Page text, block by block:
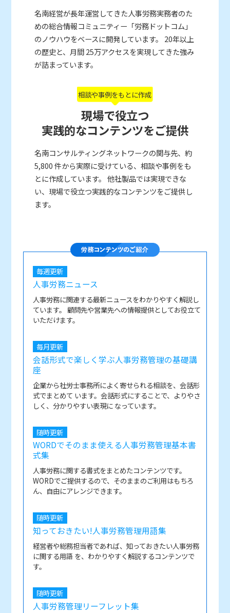
名南経営が長年運営してきた人事労務実務者のた
めの総合情報コミュニティー「労務ドットコム」
のノウハウをベースに開発しています。 20年以上
の歴史と、月間 25万アクセスを実現してきた強み
が詰まっています。
相談や事例をもとに作成
現場で役立つ
実践的なコンテンツをご提供
名南コンサルティングネットワークの関与先、約
5,800 件から実際に受けている、相談や事例をも
とに作成しています。 他社製品では実現できな
い、現場で役立つ実践的なコンテンツをご提供し
ます。
毎週更新
人事労務ニュース
人事労務に関連する最新ニュースをわかりやすく解説し
ています。 顧問先や営業先への情報提供としてお役立て
いただけます。
毎月更新
会話形式で楽しく学ぶ人事労務管理の基礎講
座
企業から社労士事務所によく寄せられる相談を、会話形
式でまとめて います。会話形式にすることで、よりやさ
しく、分かりやすい表現に なっています。
随時更新
WORDでそのまま使える人事労務管理基本書
式集
人事労務に関する書式をまとめたコンテンツです。
WORDでご提供するので、そのままのご利用はもちろ
ん、自由にアレンジできます。
随時更新
知っておきたい!人事労務管理用語集
経営者や総務担当者であれば、知っておきたい人事労務
に関する用語 を、わかりやすく解説するコンテンツで
す。
随時更新
人事労務管理リーフレット集